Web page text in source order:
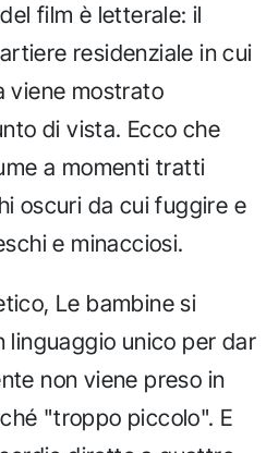
film è letterale: il
residenziale in cui
viene mostrato
di vista. Ecco che
a momenti tratti
oscuri da cui fuggire e
e minacciosi.
Le bambine si
linguaggio unico per dar
non viene preso in
"troppo piccolo". E